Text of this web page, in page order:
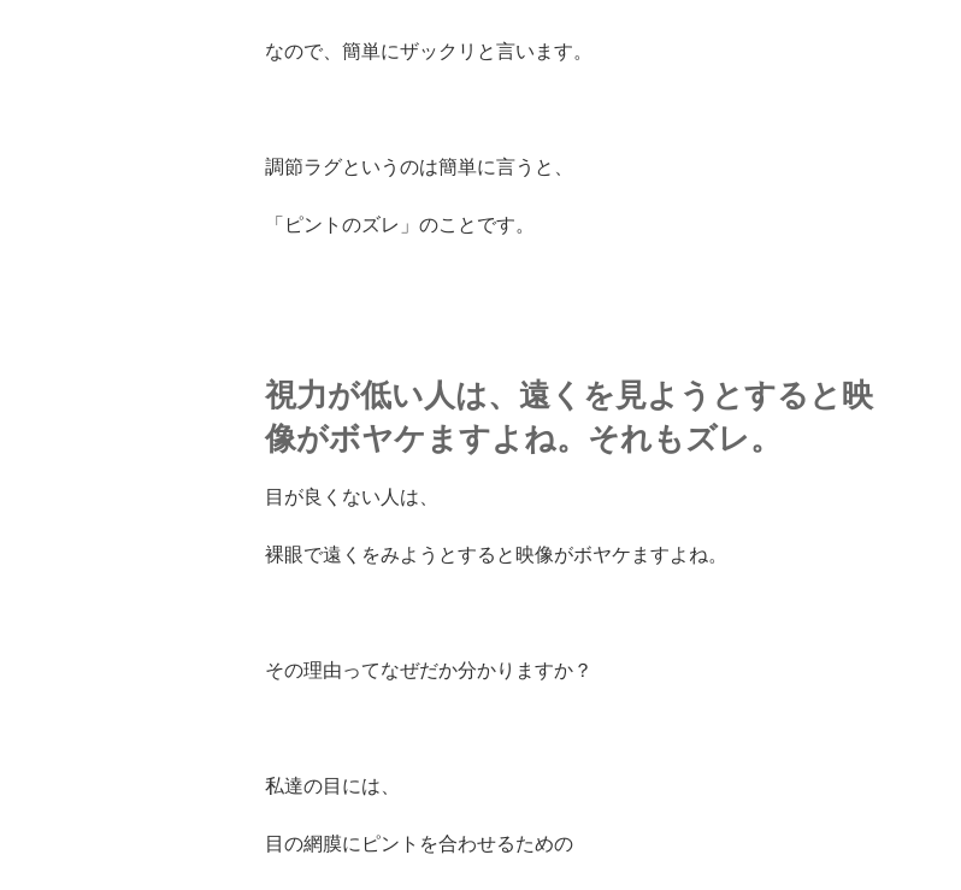
なので、簡単にザックリと言います。
調節ラグというのは簡単に言うと、
「ピントのズレ」のことです。
視力が低い人は、遠くを見ようとすると映
像がボヤケますよね。それもズレ。
目が良くない人は、
裸眼で遠くをみようとすると映像がボヤケますよね。
その理由ってなぜだか分かりますか？
私達の目には、
目の網膜にピントを合わせるための